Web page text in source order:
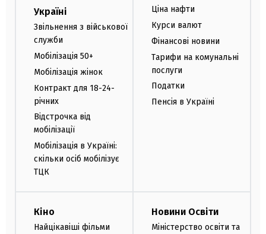
Україні
Звільнення з військової
служби
Мобілізація 50+
Мобілізація жінок
Контракт для 18-24-
річних
Відстрочка від
мобілізації
Мобілізація в Україні:
скільки осіб мобілізує
ТЦК
Ціна нафти
Курси валют
Фінансові новини
Тарифи на комунальні
послуги
Податки
Пенсія в Україні
Кіно
Найцікавіші фільми
Новини Освіти
Міністерство освіти та